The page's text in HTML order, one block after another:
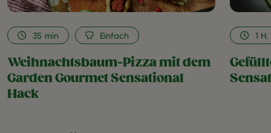
Weihnachtsbaum-Pizza mit dem
Garden Gourmet Sensational
Hack
35 min Einfach 1 H.